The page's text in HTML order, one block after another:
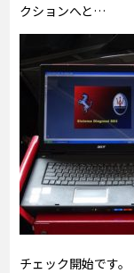
クションへと…
チェック開始です。